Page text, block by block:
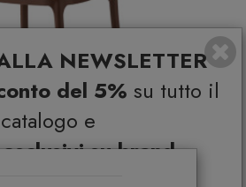
NEWSLETTER
del 5% su tutto il
catalogo e
su brand